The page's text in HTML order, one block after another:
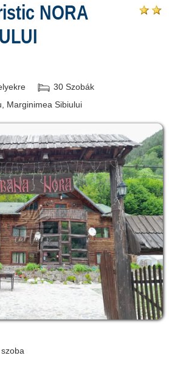
NORA
30 Szobák
Marginimea Sibiului